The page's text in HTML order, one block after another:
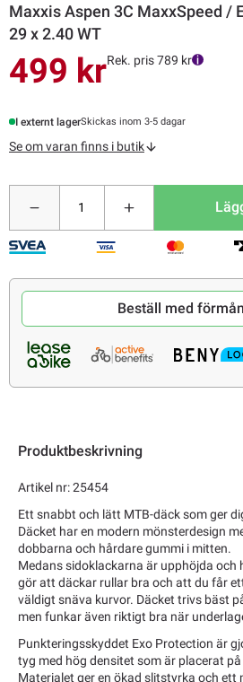
Maxxis Aspen 3C MaxxSpeed /
29 x 2.40 WT
499 krRek. pris 789 kr
I externt lagerSkickas inom 3-5 dagar
Se om varan finns i butik
Beställ med
Produktbeskrivning
Artikel nr: 25454
Ett snabbt och lätt MTB-däck som ger
Däcket har en modern mönsterdesign
dobbarna och hårdare gummi i mitten.
Medans sidoklackarna är upphöjda och
gör att däckar rullar bra och att du får
väldigt snäva kurvor. Däcket trivs bäst
men funkar även riktigt bra när
Punkteringsskyddet Exo Protection är
tyg med hög densitet som är placerat
Materialet ger en ökad slitstyrka och ett